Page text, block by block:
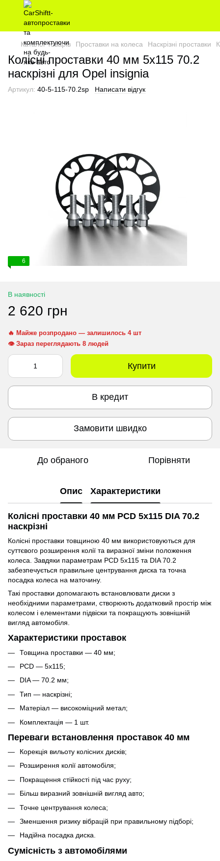
Каталог товарів Проставки на колеса Наскрізні проставки
Колісні проставки 40 мм 5х115 70.2
наскрізні для Opel insignia
Артикул: 40-5-115-70.2sp Написати відгук
6
В наявності
2 620 грн
🔥 Майже розпродано — залишилось 4 шт
👁 Зараз переглядають 8 людей
Купити
В кредит
Замовити швидко
До обраного Порівняти
Опис Характеристики
Колісні проставки 40 мм PCD 5x115 DIA 70.2
наскрізні
Колісні проставки товщиною 40 мм використовуються для
суттєвого розширення колії та виразної зміни положення
колеса. Завдяки параметрам PCD 5x115 та DIA 70.2
забезпечується правильне центрування диска та точна
посадка колеса на маточину.
Такі проставки допомагають встановлювати диски з
необхідними параметрами, створюють додатковий простір між
колесом і елементами підвіски та покращують зовнішній
вигляд автомобіля.
Характеристики проставок
Товщина проставки — 40 мм;
PCD — 5x115;
DIA — 70.2 мм;
Тип — наскрізні;
Матеріал — високоміцний метал;
Комплектація — 1 шт.
Переваги встановлення проставок 40 мм
Корекція вильоту колісних дисків;
Розширення колії автомобіля;
Покращення стійкості під час руху;
Більш виразний зовнішній вигляд авто;
Точне центрування колеса;
Зменшення ризику вібрацій при правильному підборі;
Надійна посадка диска.
Сумісність з автомобілями